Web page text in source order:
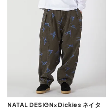
NATAL DESIGN×Dickies ネイタ